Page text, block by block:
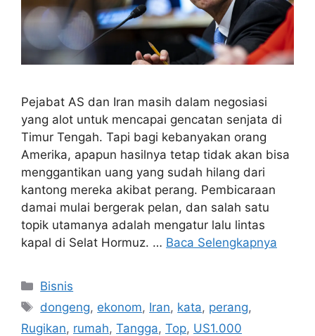
Pejabat AS dan Iran masih dalam negosiasi
yang alot untuk mencapai gencatan senjata di
Timur Tengah. Tapi bagi kebanyakan orang
Amerika, apapun hasilnya tetap tidak akan bisa
menggantikan uang yang sudah hilang dari
kantong mereka akibat perang. Pembicaraan
damai mulai bergerak pelan, dan salah satu
topik utamanya adalah mengatur lalu lintas
kapal di Selat Hormuz. … Baca Selengkapnya
Kategori
Bisnis
Tag
dongeng, ekonom, Iran, kata, perang,
Rugikan, rumah, Tangga, Top, US1.000